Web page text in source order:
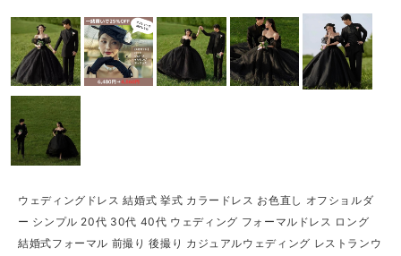
ウェディングドレス 結婚式 挙式 カラードレス お色直し オフショルダ
ー シンプル 20代 30代 40代 ウェディング フォーマルドレス ロング
結婚式フォーマル 前撮り 後撮り カジュアルウェディング レストランウ